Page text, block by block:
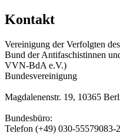
Kontakt
Vereinigung der Verfolgten
Bund der Antifaschistinnen
VVN-BdA e.V.)
Bundesvereinigung
Magdalenenstr. 19, 10365
Bundesbüro:
Telefon (+49) 030-55579083-2